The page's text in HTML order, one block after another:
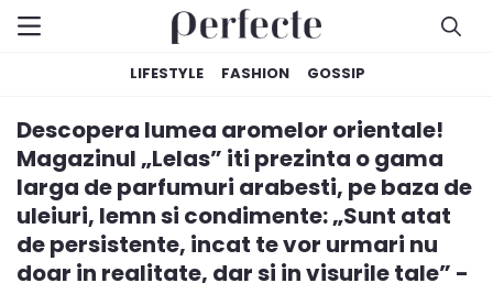
LIFESTYLE FASHION GOSSIP
Descopera lumea aromelor orientale!
Magazinul „Lelas” iti prezinta o gama
larga de parfumuri arabesti, pe baza de
uleiuri, lemn si condimente: „Sunt atat
de persistente, incat te vor urmari nu
doar in realitate, dar si in visurile tale” -